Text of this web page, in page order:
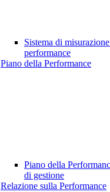
Sistema di
performance
Piano della Performance
Piano della
di gestione
Relazione sulla Performance